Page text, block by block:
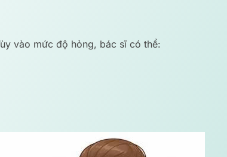
vào mức độ hỏng, bác sĩ có thể: